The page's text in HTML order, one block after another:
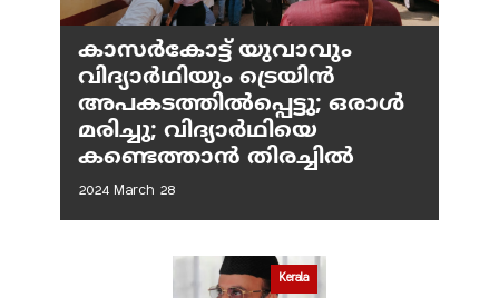
കാസർകോട്ട് യുവാവും
വിദ്യാർഥിയും ട്രെയിൻ
അപകടത്തിൽപ്പെട്ടു; ഒരാൾ
മരിച്ചു; വിദ്യാർഥിയെ
കണ്ടെത്താൻ തിരച്ചിൽ
2024 March 28
Kerala